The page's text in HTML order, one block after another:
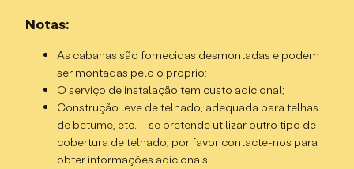
para fora
abrindo para fora
3 janelas duplas, abrindo para fora
5 janelas simples, abrindo para fora
Janelas e portas são de vidro duplo com vedação
dupla de borracha para estanqueidade
Divisórias internas conforme desenho + 2 portas
internas
Notas:
As cabanas são fornecidas desmontadas e podem
ser montadas pelo o proprio;
O serviço de instalação tem custo adicional;
Construção leve de telhado, adequada para telhas
de betume, etc. – se pretende utilizar outro tipo de
cobertura de telhado, por favor contacte-nos para
obter informações adicionais;